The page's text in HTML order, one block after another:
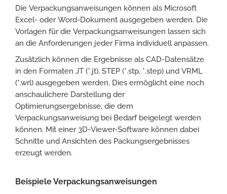
Die Verpackungsanweisungen können als Microsoft
Excel- oder Word-Dokument ausgegeben werden. Die
Vorlagen für die Verpackungsanweisungen lassen sich
an die Anforderungen jeder Firma individuell anpassen.
Zusätzlich­ können die Ergebnisse als CAD-Datensätze
in den Formaten JT (*.jt), STEP (*.stp, *.step) und VRML
(*.wrl) ausgegeben­ werden. Dies ermöglicht eine noch
anschaulichere Darstellung der
Optimierungsergebnisse­, die dem
Verpackungsanweisung bei Bedarf beigelegt werden
können. Mit einer 3D-Viewer-Software können dabei
Schnitte und Ansichten des Packungsergebnisses
erzeugt werden.
Beispiele Verpackungsanweisungen